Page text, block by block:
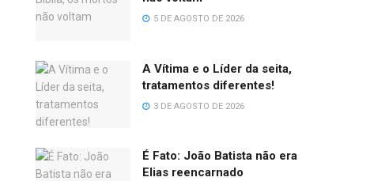
5 DE AGOSTO DE 2026
A Vítima e o Líder da seita,
tratamentos diferentes!
3 DE AGOSTO DE 2026
É Fato: João Batista não era
Elias reencarnado